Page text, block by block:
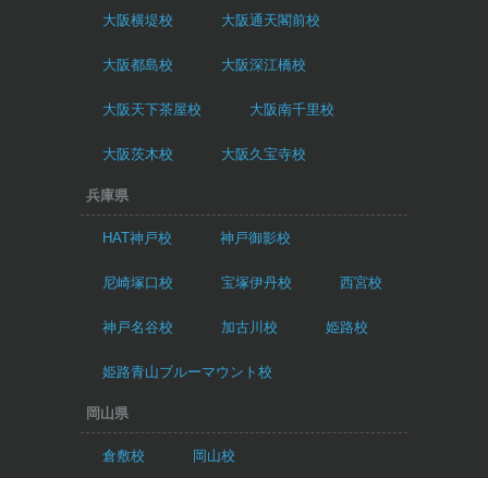
大阪横堤校 大阪通天閣前校
大阪都島校 大阪深江橋校
大阪天下茶屋校 大阪南千里校
大阪茨木校 大阪久宝寺校
兵庫県
HAT神戸校 神戸御影校
尼崎塚口校 宝塚伊丹校 西宮校
神戸名谷校 加古川校 姫路校
姫路青山ブルーマウント校
岡山県
倉敷校 岡山校